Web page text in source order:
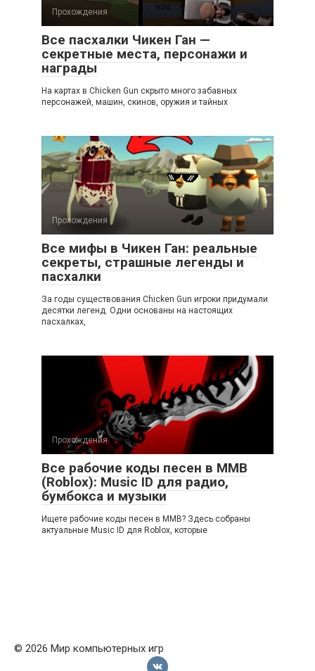
Прохождения
Все пасхалки Чикен Ган —
секретные места, персонажи и
награды
На картах в Chicken Gun скрыто много забавных
персонажей, машин, скинов, оружия и тайных
Прохождения
Все мифы в Чикен Ган: реальные
секреты, страшные легенды и
пасхалки
За годы существования Chicken Gun игроки придумали
десятки легенд. Одни основаны на настоящих
пасхалках,
Прохождения
Все рабочие коды песен в ММВ
(Roblox): Music ID для радио,
бумбокса и музыки
Ищете рабочие коды песен в ММВ? Здесь собраны
актуальные Music ID для Roblox, которые
© 2026 Мир компьютерных игр